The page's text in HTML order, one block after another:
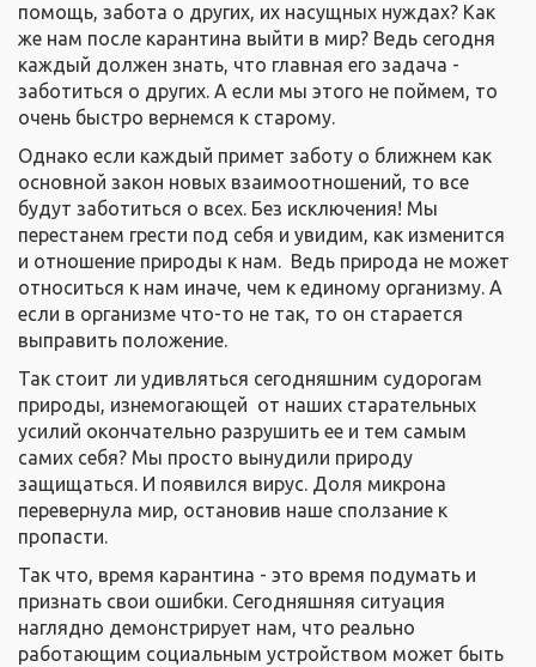
помощь, забота о других, их насущных нуждах? Как
же нам после карантина выйти в мир? Ведь сегодня
каждый должен знать, что главная его задача -
заботиться о других. А если мы этого не поймем, то
очень быстро вернемся к старому.
Однако если каждый примет заботу о ближнем как
основной закон новых взаимоотношений, то все
будут заботиться о всех. Без исключения! Мы
перестанем грести под себя и увидим, как изменится
и отношение природы к нам. Ведь природа не может
относиться к нам иначе, чем к единому организму. А
если в организме что-то не так, то он старается
выправить положение.
Так стоит ли удивляться сегодняшним судорогам
природы, изнемогающей от наших старательных
усилий окончательно разрушить ее и тем самым
самих себя? Мы просто вынудили природу
защищаться. И появился вирус. Доля микрона
перевернула мир, остановив наше сползание к
пропасти.
Так что, время карантина - это время подумать и
признать свои ошибки. Сегодняшняя ситуация
наглядно демонстрирует нам, что реально
работающим социальным устройством может быть